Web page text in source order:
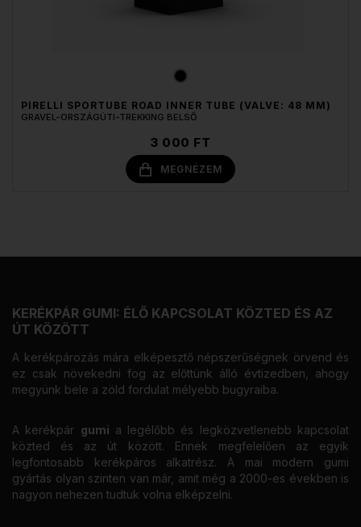
PIRELLI SPORTUBE ROAD INNER TUBE (VALVE: 48 MM)
GRAVEL-ORSZÁGÚTI-TREKKING BELSŐ
3 000 FT
MEGNÉZEM
KERÉKPÁR GUMI: ÉLŐ KAPCSOLAT KÖZTED ÉS AZ
ÚT KÖZÖTT
A kerékpározás mára elképesztő népszerűségnek örvend és
ez csak növekedni fog az előttünk álló évtizedben, ahogy
megyünk bele a zöld fordulat mélyebb bugyraiba.
A kerékpár gumi a legélőbb és legközvetlenebb kapcsolat
közted és az út között. Ennek megfelelően az egyik
legfontosabb kerékpáros alkatrész. A mai modern gumi
gyártás olyan szinten van már, amit még a 2000-es években is
nagyon nehezen tudtuk volna elképzelni.